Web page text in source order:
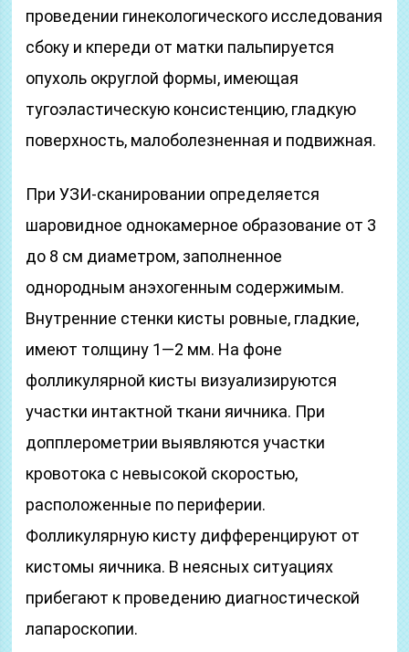
проведении гинекологического исследования
сбоку и кпереди от матки пальпируется
опухоль округлой формы, имеющая
тугоэластическую консистенцию, гладкую
поверхность, малоболезненная и подвижная.
При УЗИ-сканировании определяется
шаровидное однокамерное образование от 3
до 8 см диаметром, заполненное
однородным анэхогенным содержимым.
Внутренние стенки кисты ровные, гладкие,
имеют толщину 1—2 мм. На фоне
фолликулярной кисты визуализируются
участки интактной ткани яичника. При
допплерометрии выявляются участки
кровотока с невысокой скоростью,
расположенные по периферии.
Фолликулярную кисту дифференцируют от
кистомы яичника. В неясных ситуациях
прибегают к проведению диагностической
лапароскопии.